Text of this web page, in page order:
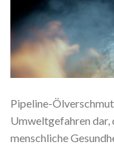
Pipeline-
Umweltgefahren dar,
menschliche